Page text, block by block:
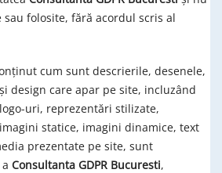
folosite, fără acordul scris al
cum sunt descrierile, desenele,
design care apar pe site, incluzând
uri, reprezentări stilizate,
statice, imagini dinamice, text
prezentate pe site, sunt
Consultanta GDPR Bucuresti,